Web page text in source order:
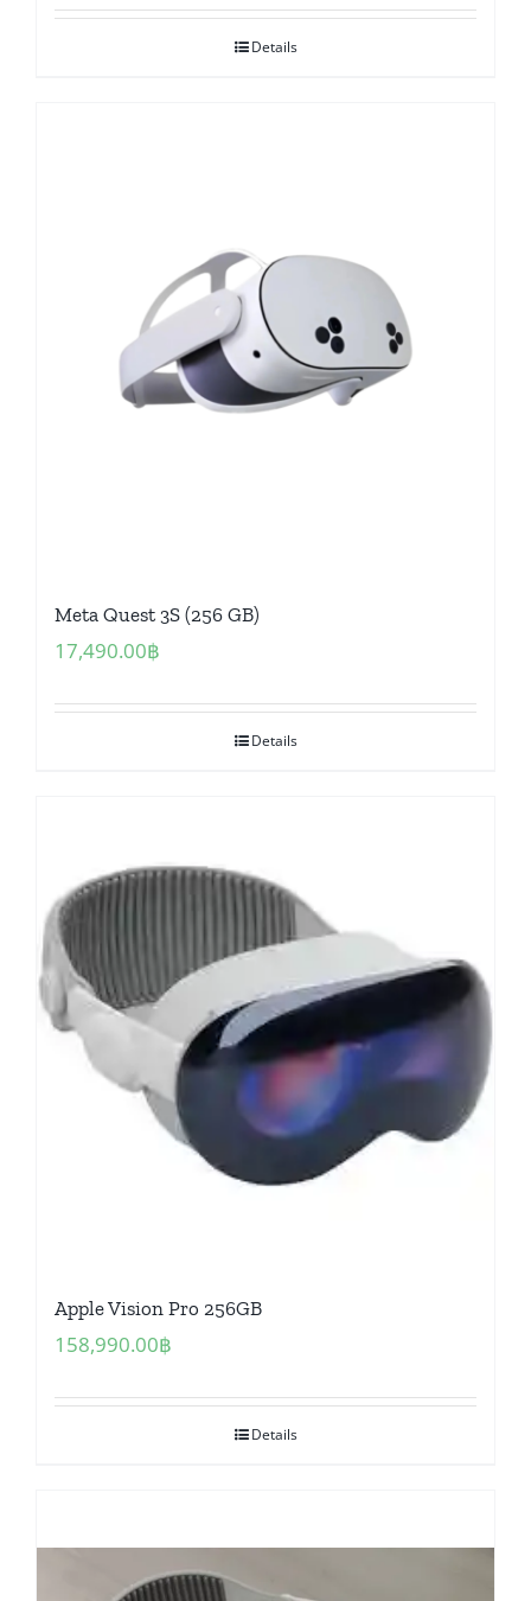
Details
Meta Quest 3S (256 GB)
17,490.00฿
Details
Apple Vision Pro 256GB
158,990.00฿
Details